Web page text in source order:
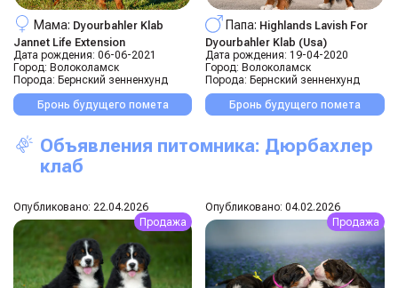
Мама: Dyourbahler Klab
Jannet Life Extension
Дата рождения: 06-06-2021
Город: Волоколамск
Порода: Бернский зенненхунд
Бронь будущего помета
Папа: Highlands Lavish For
Dyourbahler Klab (usa)
Дата рождения: 19-04-2020
Город: Волоколамск
Порода: Бернский зенненхунд
Бронь будущего помета
Объявления питомника: Дюрбахлер
клаб
Опубликовано: 22.04.2026
Продажа
Опубликовано: 04.02.2026
Продажа